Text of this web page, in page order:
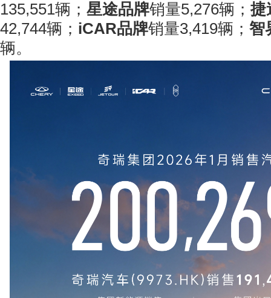
135,551辆； 星途品牌销量5,276辆； 捷
42,744辆； iCAR品牌销量3,419辆； 智
辆。